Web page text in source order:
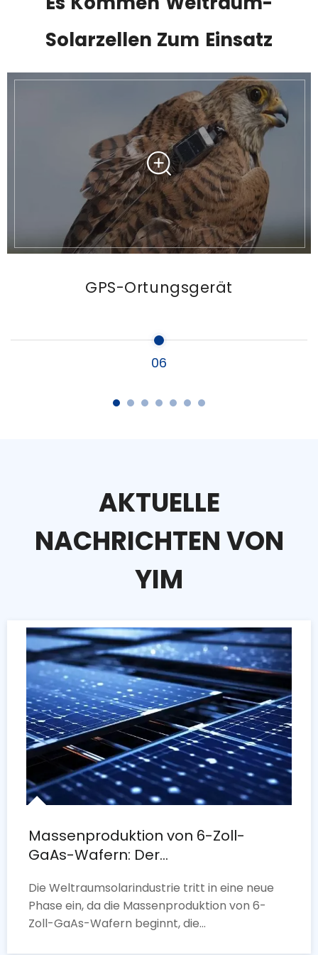
Solarzellen Zum Einsatz
GPS-Ortungsgerät
06
AKTUELLE
NACHRICHTEN VON
YIM
Massenproduktion von 6-Zoll-
GaAs-Wafern: Der
PV
Die Weltraumsolarindustrie tritt in eine neue
Phase ein, da die Massenproduktion von 6-
Zoll-GaAs-Wafern beginnt, die